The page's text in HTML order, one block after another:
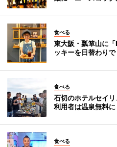
食べる
東大阪・瓢箪山に
ッキーを日替わりで
食べる
石切のホテルセイ
利用者は温泉無料に
食べる